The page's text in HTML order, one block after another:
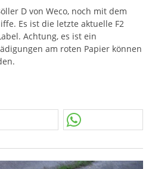
D von Weco, noch mit dem
Es ist die letzte aktuelle F2
Achtung, es ist ein
am roten Papier können